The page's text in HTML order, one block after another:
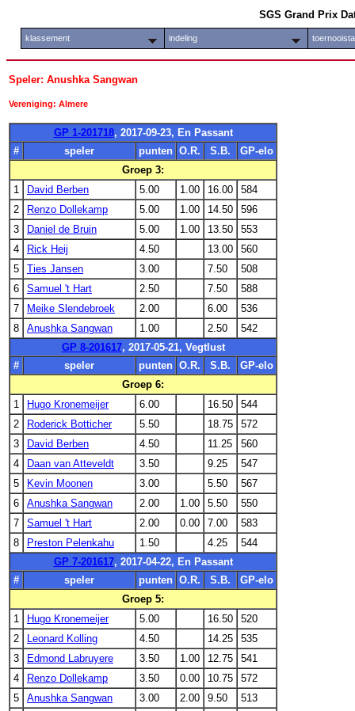
SGS Grand Prix
klassement indeling
Speler: Anushka Sangwan
Vereniging: Almere
GP 1-201718, 2017-09-23, En Passant
#
speler punten O.R. S.B.
GP-elo
Groep 3:
1
David Berben 5.00 1.00 16.00
584
2
Renzo Dollekamp 5.00 1.00 14.50
596
3
Daniel de Bruin 5.00 1.00 13.50
553
4
Rick Heij 4.50 13.00
560
5
Ties Jansen 3.00 7.50
508
6
Samuel 't Hart 2.50 7.50
588
7
Meike Slendebroek 2.00 6.00
536
8
Anushka Sangwan 1.00 2.50
542
GP 8-201617, 2017-05-21, Vegtlust
#
speler punten O.R. S.B.
GP-elo
Groep 6:
1
Hugo Kronemeijer 6.00 16.50
544
2
Roderick Botticher 5.50 18.75
572
3
David Berben 4.50 11.25
560
4
Daan van Atteveldt 3.50 9.25
547
5
Kevin Moonen 3.00 5.50
567
6
Anushka Sangwan 2.00 1.00 5.50
550
7
Samuel 't Hart 2.00 0.00 7.00
583
8
Preston Pelenkahu 1.50 4.25
544
GP 7-201617, 2017-04-22, En Passant
#
speler punten O.R. S.B.
GP-elo
Groep 5:
1
Hugo Kronemeijer 5.00 16.50
520
2
Leonard Kolling 4.50 14.25
535
3
Edmond Labruyere 3.50 1.00 12.75
541
4
Renzo Dollekamp 3.50 0.00 10.75
572
5
Anushka Sangwan 3.00 2.00 9.50
513